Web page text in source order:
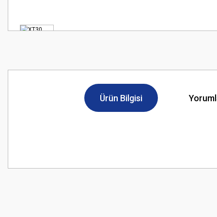
Ürün Bilgisi
Görüş ve önerileriniz için teşekkür ederiz.